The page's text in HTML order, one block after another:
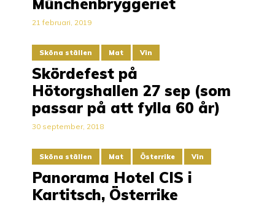
Münchenbryggeriet
21 februari, 2019
Sköna ställen Mat Vin
Skördefest på
Hötorgshallen 27 sep (som
passar på att fylla 60 år)
30 september, 2018
Sköna ställen Mat Österrike Vin
Panorama Hotel CIS i
Kartitsch, Österrike